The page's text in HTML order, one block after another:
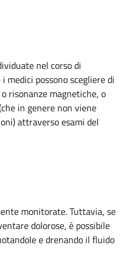
nel corso di
medici possono scegliere di
risonanze magnetiche, o
in genere non viene
attraverso esami del
monitorate. Tuttavia, se
dolorose, è possibile
e drenando il fluido